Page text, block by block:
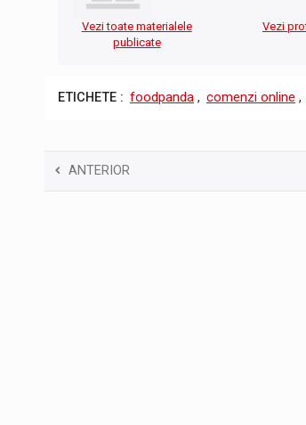
Vezi toate materialele
publicate
Vezi
ETICHETE : foodpanda , comenzi online ,
ANTERIOR